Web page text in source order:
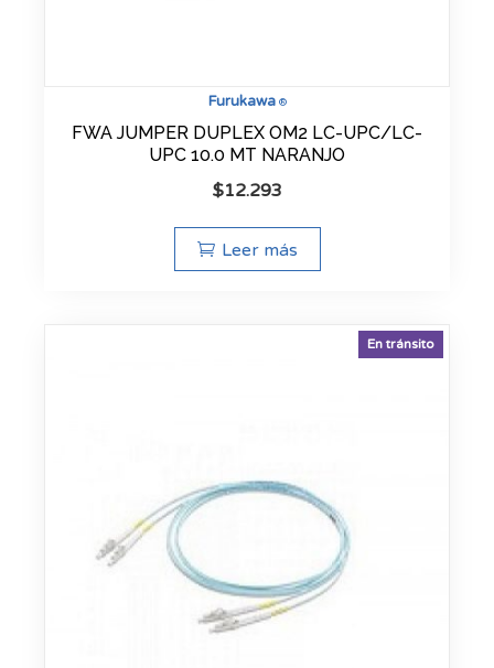
Furukawa®
FWA JUMPER DUPLEX OM2 LC-UPC/LC-
UPC 10.0 MT NARANJO
$12.293
Leer más
En tránsito